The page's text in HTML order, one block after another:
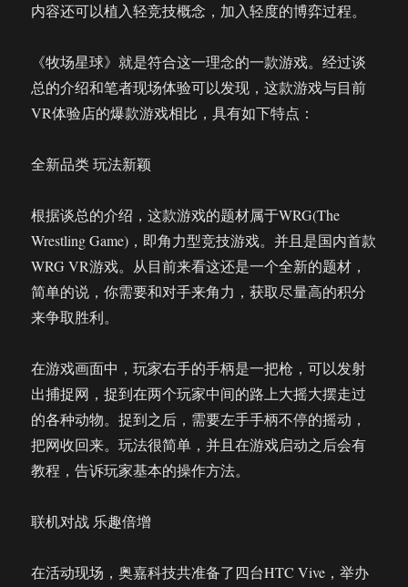
内容还可以植入轻竞技概念，加入轻度的博弈过程。
《牧场星球》就是符合这一理念的一款游戏。经过谈
总的介绍和笔者现场体验可以发现，这款游戏与目前
VR体验店的爆款游戏相比，具有如下特点：
全新品类 玩法新颖
根据谈总的介绍，这款游戏的题材属于WRG(The
Wrestling Game)，即角力型竞技游戏。并且是国内首款
WRG VR游戏。从目前来看这还是一个全新的题材，
简单的说，你需要和对手来角力，获取尽量高的积分
来争取胜利。
在游戏画面中，玩家右手的手柄是一把枪，可以发射
出捕捉网，捉到在两个玩家中间的路上大摇大摆走过
的各种动物。捉到之后，需要左手手柄不停的摇动，
把网收回来。玩法很简单，并且在游戏启动之后会有
教程，告诉玩家基本的操作方法。
联机对战 乐趣倍增
在活动现场，奥嘉科技共准备了四台HTC Vive，举办